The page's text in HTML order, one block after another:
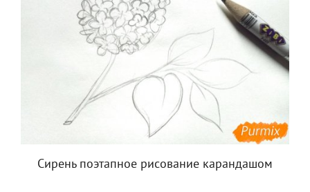
Сирень поэтапное рисование карандашом